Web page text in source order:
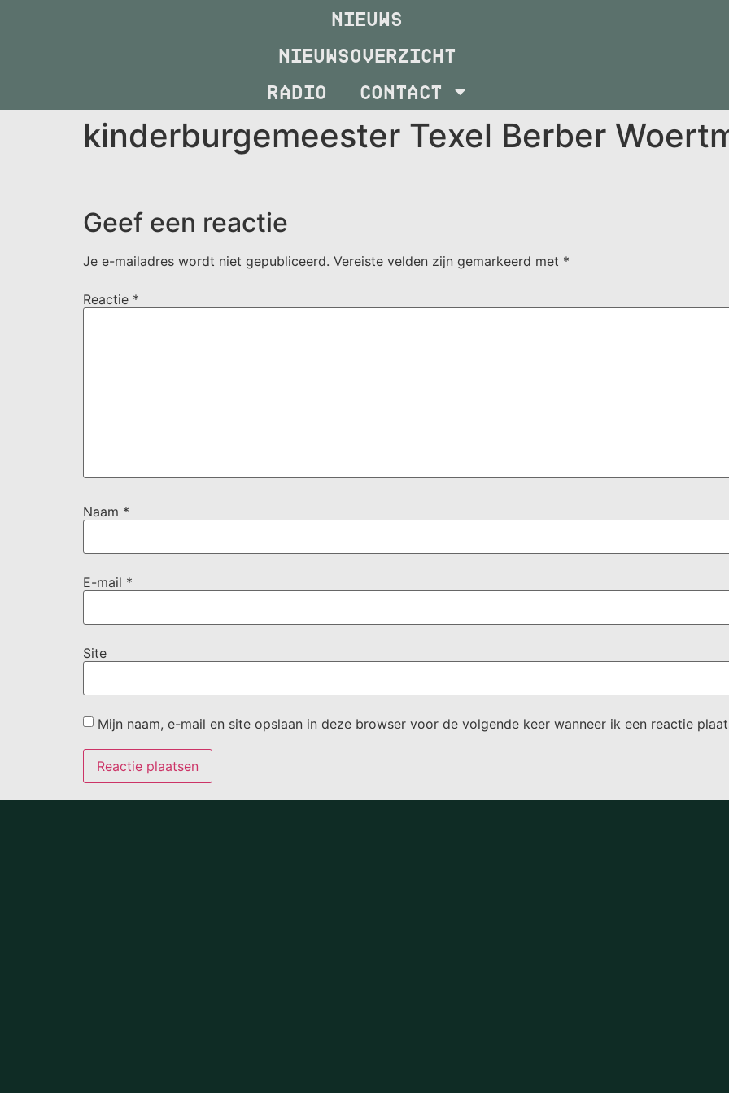
NIEUWS
NIEUWSOVERZICHT
RADIO
CONTACT
kinderburgemeester Texel Berber
Geef een reactie
Je e-mailadres wordt niet gepubliceerd. Vereiste velden zijn gemarkeerd met *
Reactie *
Naam *
E-mail *
Site
Mijn naam, e-mail en site opslaan in deze browser voor de volgende keer wanneer ik een reactie